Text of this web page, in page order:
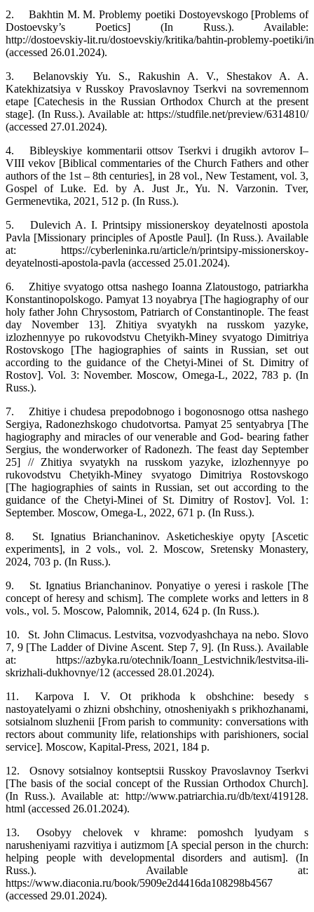
2.
Bakhtin M. M. Problemy poetiki Dostoyevskogo [Problems of
Dostoevsky’s Poetics] (In Russ.). Available:
http://dostoevskiy‑lit.ru/dostoevskiy/kritika/bahtin‑problemy‑poetiki/
(accessed 26.01.2024).
3.
Belanovskiy Yu. S., Rakushin A. V., Shestakov A. A.
Katekhizatsiya v Russkoy Pravoslavnoy Tserkvi na sovremennom
etape [Catechesis in the Russian Orthodox Church at the present
stage]. (In Russ.). Available at: https://studfile.net/preview/6314810/
(accessed 27.01.2024).
4.
Bibleyskiye kommentarii ottsov Tserkvi i drugikh avtorov I–
VIII vekov [Biblical commentaries of the Church Fathers and other
authors of the 1st – 8th centuries], in 28 vol., New Testament, vol. 3,
Gospel of Luke. Ed. by A. Just Jr., Yu. N. Varzonin. Tver,
Germenevtika, 2021, 512 p. (In Russ.).
5.
Dulevich A. I. Printsipy missionerskoy deyatelnosti apostola
Pavla [Missionary principles of Apostle Paul]. (In Russ.). Available
at: https://cyberleninka.ru/article/n/printsipy‑missionerskoy‑
deyatelnosti‑apostola‑pavla (accessed 25.01.2024).
6.
Zhitiye svyatogo ottsa nashego Ioanna Zlatoustogo, patriarkha
Konstantinopolskogo. Pamyat 13 noyabrya [The hagiography of our
holy father John Chrysostom, Patriarch of Constantinople. The feast
day November 13]. Zhitiya svyatykh na russkom yazyke,
izlozhennyye po rukovodstvu Chetyikh‑Miney svyatogo Dimitriya
Rostovskogo [The hagiographies of saints in Russian, set out
according to the guidance of the Chetyi‑Minei of St. Dimitry of
Rostov]. Vol. 3: November. Moscow, Omega‑L, 2022, 783 p. (In
Russ.).
7.
Zhitiye i chudesa prepodobnogo i bogonosnogo ottsa nashego
Sergiya, Radonezhskogo chudotvortsa. Pamyat 25 sentyabrya [The
hagiography and miracles of our venerable and God‑ bearing father
Sergius, the wonderworker of Radonezh. The feast day September
25] // Zhitiya svyatykh na russkom yazyke, izlozhennyye po
rukovodstvu Chetyikh‑Miney svyatogo Dimitriya Rostovskogo
[The hagiographies of saints in Russian, set out according to the
guidance of the Chetyi‑Minei of St. Dimitry of Rostov]. Vol. 1:
September. Moscow, Omega‑L, 2022, 671 p. (In Russ.).
8.
St. Ignatius Brianchaninov. Asketicheskiye opyty [Ascetic
experiments], in 2 vols., vol. 2. Moscow, Sretensky Monastery,
2024, 703 p. (In Russ.).
9.
St. Ignatius Brianchaninov. Ponyatiye o yeresi i raskole [The
concept of heresy and schism]. The complete works and letters in 8
vols., vol. 5. Moscow, Palomnik, 2014, 624 p. (In Russ.).
10.
St. John Climacus. Lestvitsa, vozvodyashchaya na nebo. Slovo
7, 9 [The Ladder of Divine Ascent. Step 7, 9]. (In Russ.). Available
at: https://azbyka.ru/otechnik/Ioann_Lestvichnik/lestvitsa‑ili‑
skrizhali‑dukhovnye/12 (accessed 28.01.2024).
11.
Karpova I. V. Ot prikhoda k obshchine: besedy s
nastoyatelyami o zhizni obshchiny, otnosheniyakh s prikhozhanami,
sotsialnom sluzhenii [From parish to community: conversations with
rectors about community life, relationships with parishioners, social
service]. Moscow, Kapital‑Press, 2021, 184 p.
12.
Osnovy sotsialnoy kontseptsii Russkoy Pravoslavnoy Tserkvi
[The basis of the social concept of the Russian Orthodox Church].
(In Russ.). Available at: http://www.patriarchia.ru/db/text/419128.
html (accessed 26.01.2024).
13.
Osobyy chelovek v khrame: pomoshch lyudyam s
narusheniyami razvitiya i autizmom [A special person in the church:
helping people with developmental disorders and autism]. (In
Russ.). Available at:
https://www.diaconia.ru/book/5909e2d4416da108298b4567
(accessed 29.01.2024).